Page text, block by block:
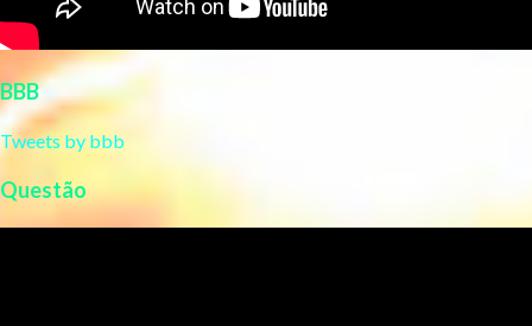
BBB
Tweets by bbb
Questão